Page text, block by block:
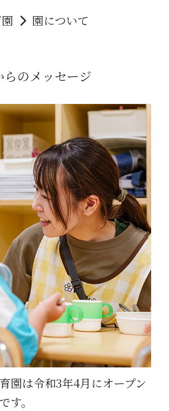
園について
らのメッセージ
園は令和3年4月にオープン
す。